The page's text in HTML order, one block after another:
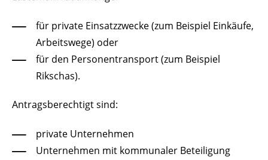
für private Einsatzzwecke (zum Beispiel Einkäufe,
Arbeitswege) oder
für den Personentransport (zum Beispiel
Rikschas).
Antragsberechtigt sind:
private Unternehmen
Unternehmen mit kommunaler Beteiligung